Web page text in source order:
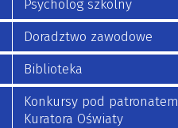
Psycholog szkolny
Doradztwo zawodowe
Biblioteka
Konkursy pod patronatem
Kuratora Oświaty